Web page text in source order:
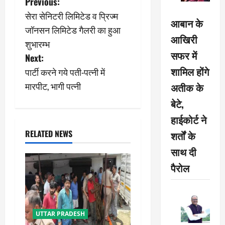
o
s
t
n
v
i
g
a
t
सेरा सेनिटरी लिमिटेड व प्रिज्म
जॉनसन लिमिटेड गैलरी का हुआ
शुभारम्भ
Next:
पार्टी करने गये पती-पत्नी में
मारपीट, भागी पत्नी
RELATED NEWS
UTTAR PRADESH
आबान के
आखिरी
सफर में
शामिल होंगे
अतीक के
बेटे,
हाईकोर्ट ने
शर्तों के
साथ दी
पैरोल